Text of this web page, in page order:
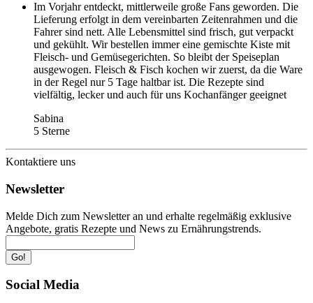
Im Vorjahr entdeckt, mittlerweile große Fans geworden. Die
Lieferung erfolgt in dem vereinbarten Zeitenrahmen und die
Fahrer sind nett. Alle Lebensmittel sind frisch, gut verpackt
und gekühlt. Wir bestellen immer eine gemischte Kiste mit
Fleisch- und Gemüsegerichten. So bleibt der Speiseplan
ausgewogen. Fleisch & Fisch kochen wir zuerst, da die Ware
in der Regel nur 5 Tage haltbar ist. Die Rezepte sind
vielfältig, lecker und auch für uns Kochanfänger geeignet
Sabina
5 Sterne
Kontaktiere uns
Newsletter
Melde Dich zum Newsletter an und erhalte regelmäßig exklusive
Angebote, gratis Rezepte und News zu Ernährungstrends.
Go!
Social Media